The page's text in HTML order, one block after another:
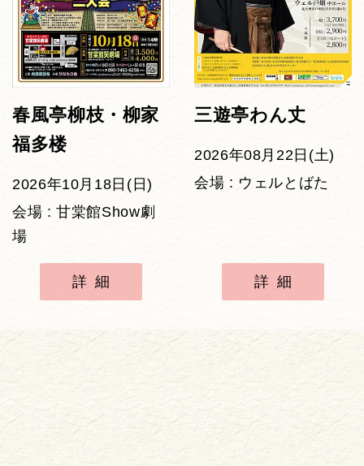
春風亭柳枝・柳家
福多楼
2026年10月18日(日)
会場 : 甘棠館Show劇
場
詳細
三遊亭わん丈
2026年08月22日(土)
会場 : ウェルとばた
詳細